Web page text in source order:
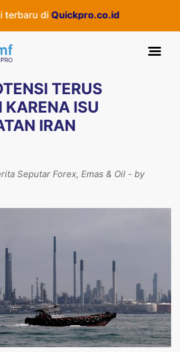
di Quickpro.co.id
TERUS
ISU
IRAN
Seputar Forex, Emas & Oil - by